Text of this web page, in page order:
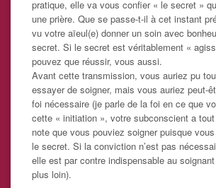
pratique, elle va vous confier « le secret »
une prière. Que se passe-t-il à cet instant
vu votre aïeul(e) donner un soin avec
secret. Si le secret est véritablement «
pouvez que réussir, vous aussi.
Avant cette transmission, vous auriez pu
essayer de soigner, mais vous auriez peut-
foi nécessaire (je parle de la foi en ce que
cette « initiation », votre subconscient a
note que vous pouviez soigner puisque
le secret. Si la conviction n’est pas
elle est par contre indispensable au
plus loin).